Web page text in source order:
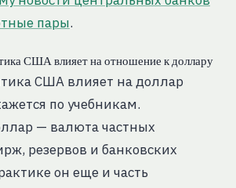
пары.
США влияет на отношение к доллару
США влияет на доллар
по учебникам.
— валюта частных
резервов и банковских
он еще и часть